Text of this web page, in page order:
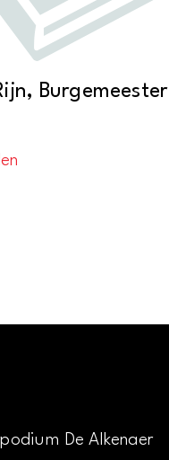
Burgemeester
De Alkenaer